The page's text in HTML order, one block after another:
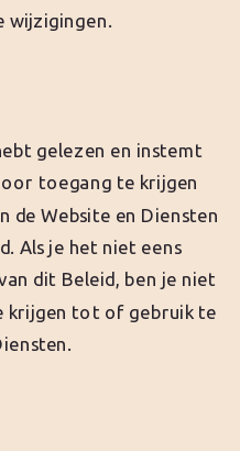
wijzigingen.
gelezen en instemt
toegang te krijgen
de Website en Diensten
Als je het niet eens
dit Beleid, ben je niet
krijgen tot of gebruik te